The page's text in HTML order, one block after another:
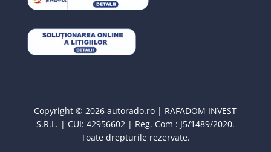
Copyright © 2026 autorado.ro | RAFADOM INVEST
S.R.L. | CUI: 42956602 | Reg. Com : J5/1489/2020.
Toate drepturile rezervate.